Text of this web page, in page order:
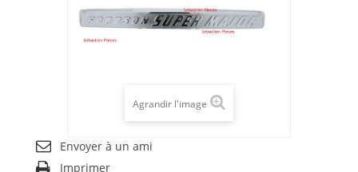
Agrandir l'image
Envoyer à un ami
Imprimer